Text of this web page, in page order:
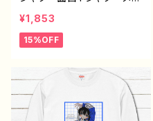
ズ レディース イラスト
おしゃれ 可愛い ゆるか
わ おすすめ 個性的 面
ラストレーター 絵師 ク
リエイター オリジナル デ
ザイン グッズ 長袖Tシャ
ツ ロングTシャツ ロンT
¥1,853
15%OFF